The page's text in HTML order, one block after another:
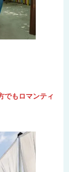
でもロマンティ